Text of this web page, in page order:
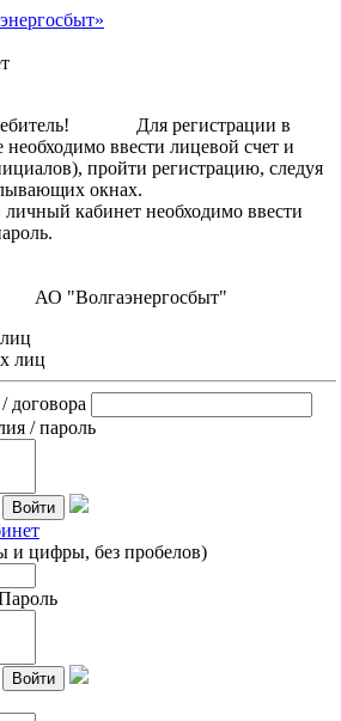
Для регистрации в
ввести лицевой счет и
пройти регистрацию, следуя
в всплывающих окнах.
кабинет необходимо ввести
счет и пароль.
лиц
договора
/ пароль
Войти
и цифры, без пробелов)
Войти